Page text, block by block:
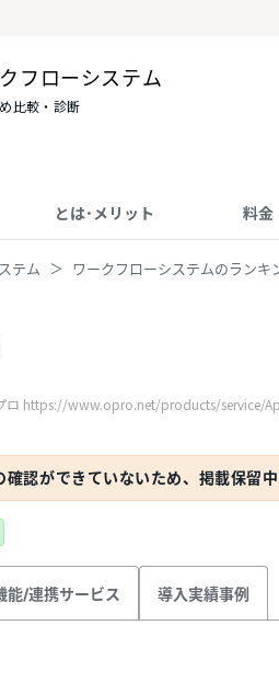
フローシステム
比較・診断
とは･メリット 料金
テム ワークフローシステムのランキ
ロ https://www.opro.net/products/service/
認ができていないため、掲載保留中
能/連携サービス 導入実績事例